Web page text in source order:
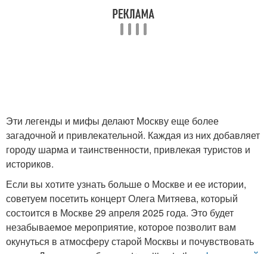
Эти легенды и мифы делают Москву еще более
загадочной и привлекательной. Каждая из них добавляет
городу шарма и таинственности, привлекая туристов и
историков.
Если вы хотите узнать больше о Москве и ее истории,
советуем посетить концерт Олега Митяева, который
состоится в Москве 29 апреля 2025 года. Это будет
незабываемое мероприятие, которое позволит вам
окунуться в атмосферу старой Москвы и почувствовать